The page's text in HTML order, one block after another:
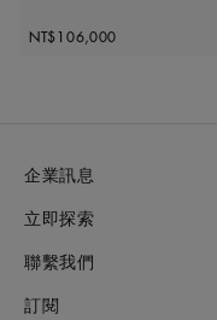
Original price
NT$106,000
企業訊息
立即探索
聯繫我們
訂閱